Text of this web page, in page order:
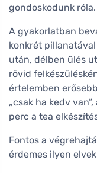
gondoskodunk róla.
A gyakorlatban
konkrét
után, délben ülés
rövid
értelemben
„csak ha kedv
perc a tea
Fontos a
érdemes ilyen